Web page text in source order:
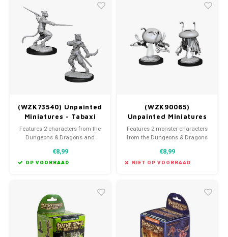
Favorieten van Siebe Call
(WZK73540) Unpainted
Miniatures - Tabaxi
Male Rogue
Features 2 characters from the
Dungeons & Dragons and
with Tabletop Roleplaying
Games or Miniature
€8,99
OP VOORRAAD
(WZK90065)
Unpainted Miniatures
- Flumph (5E)
Features 2 monster characters
from the Dungeons & Dragons
use with Tabletop Roleplaying
Games or Miniature
€8,99
NIET OP VOORRAAD